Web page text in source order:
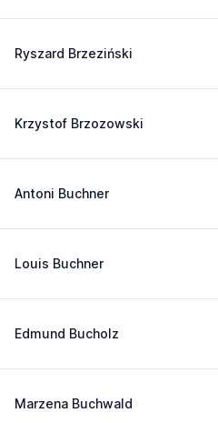
Ryszard Brzeziński
Krzystof Brzozowski
Antoni Buchner
Louis Buchner
Edmund Bucholz
Marzena Buchwald